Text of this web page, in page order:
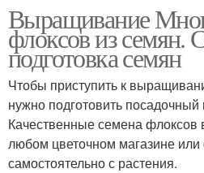
Выращивание
флоксов из семян.
подготовка семян
Чтобы приступить к
нужно подготовить
Качественные семена флоксов
любом цветочном магазине или
самостоятельно с растения.